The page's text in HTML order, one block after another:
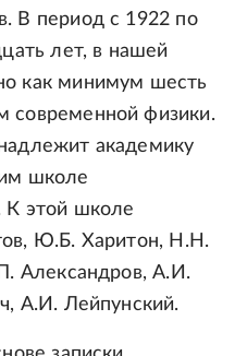
В период с 1922 по
лет, в нашей
как минимум шесть
современной физики.
академику
школе
К этой школе
Ю.Б. Харитон, Н.Н.
Александров, А.И.
А.И. Лейпунский.